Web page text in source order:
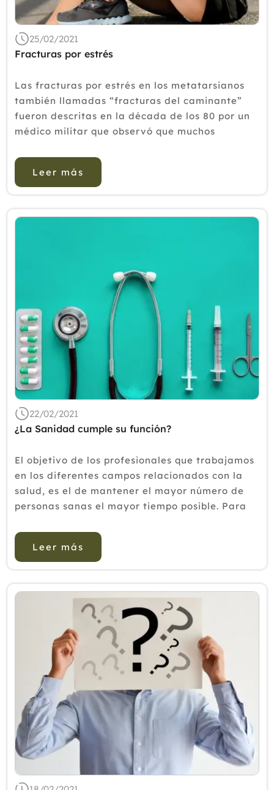
2019
2017
2015
2014
2013
25/02/2021
Fracturas por estrés
Las fracturas por estrés en los metatarsianos
también llamadas “fracturas del caminante”
fueron descritas en la década de los 80 por un
médico militar que observó que muchos
grandes marchas. &iqu...
Leer más
22/02/2021
¿La Sanidad cumple su función?
El objetivo de los profesionales que trabajamos
en los diferentes campos relacionados con la
salud, es el de mantener el mayor número de
personas sanas el mayor tiempo posible. Para
reflejo de las distintas formas de comprensión
de la r...
Leer más